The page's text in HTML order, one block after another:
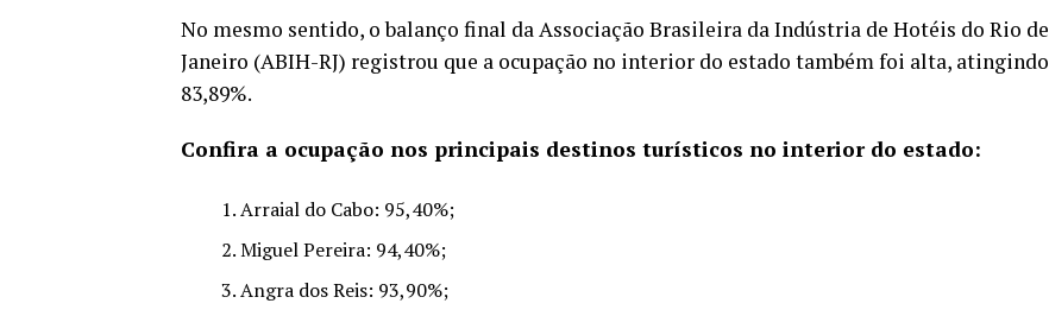
No mesmo sentido, o balanço final da Associação Brasileira da Indústria de Hotéis do Rio de
Janeiro (ABIH-RJ) registrou que a ocupação no interior do estado também foi alta, atingindo
83,89%.
Confira a ocupação nos principais destinos turísticos no interior do estado:
Arraial do Cabo: 95,40%;
Miguel Pereira: 94,40%;
Angra dos Reis: 93,90%;